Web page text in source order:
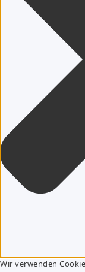
Wir verwenden